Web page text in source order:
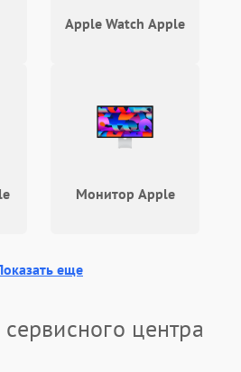
Apple Watch Apple
Монитор Apple
еще
центра